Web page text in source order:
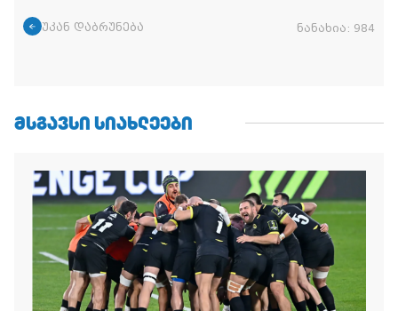
უკან დაბრუნება ნანახია: 984
ᲛᲡᲒᲐᲕᲡᲘ ᲡᲘᲐᲮᲚᲔᲔᲑᲘ